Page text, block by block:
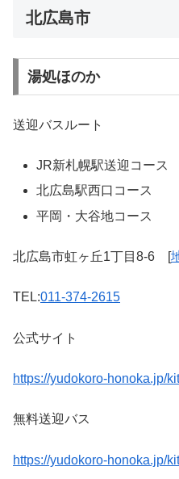
北広島市
湯処ほのか
送迎バスルート
JR新札幌駅送迎コース
北広島駅西口コース
平岡・大谷地コース
北広島市虹ヶ丘1丁目8-6 [
TEL:011-374-2615
公式サイト
https://yudokoro-honoka.jp/
無料送迎バス
https://yudokoro-honoka.jp/